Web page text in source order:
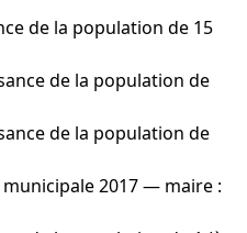
de la population de 15
de la population de
de la population de
2017 — maire :